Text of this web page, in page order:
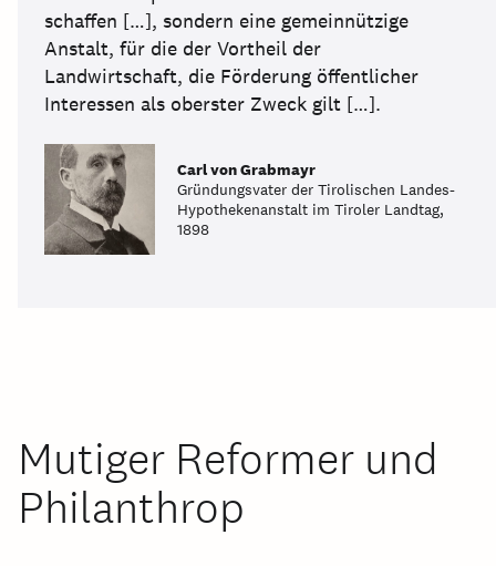
schaffen […], sondern eine gemeinnützige
Anstalt, für die der Vortheil der
Landwirtschaft, die Förderung öffentlicher
Interessen als oberster Zweck gilt […].
Carl von Grabmayr
Gründungsvater der Tirolischen Landes-
Hypothekenanstalt im Tiroler Landtag,
1898
Mutiger Reformer und
Philanthrop